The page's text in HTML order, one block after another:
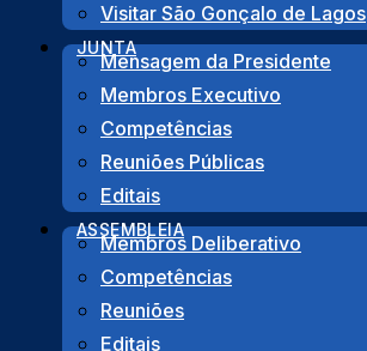
Visitar São Gonçalo de Lagos
JUNTA
Mensagem da Presidente
Membros Executivo
Competências
Reuniões Públicas
Editais
ASSEMBLEIA
Membros Deliberativo
Competências
Reuniões
Editais
Voltar
PARTILHA